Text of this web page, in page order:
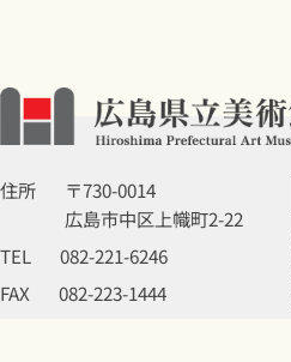
住所
〒730-0014
広島市中区上幟町2-22
TEL
082-221-6246
FAX
082-223-1444